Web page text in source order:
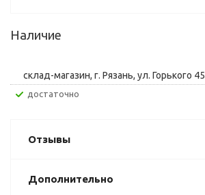
Наличие
склад-магазин, г. Рязань, ул. Горького 45
Достаточно
Отзывы
Дополнительно